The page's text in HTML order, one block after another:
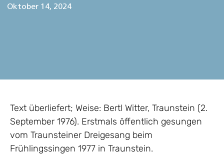
Oktober 14, 2024
Text überliefert; Weise: Bertl Witter, Traunstein (2.
September 1976). Erstmals öffentlich gesungen
vom Traunsteiner Dreigesang beim
Frühlingssingen 1977 in Traunstein.